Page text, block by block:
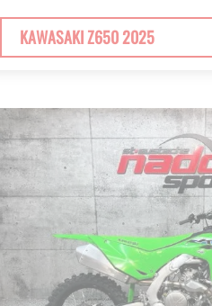
KAWASAKI Z650 2025